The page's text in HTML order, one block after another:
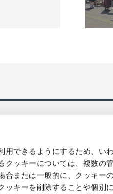
用できるようにするため、い
クッキーについては、複数の
合または一般的に、クッキー
ッキーを削除することや個別
の製品などによるソリューションの